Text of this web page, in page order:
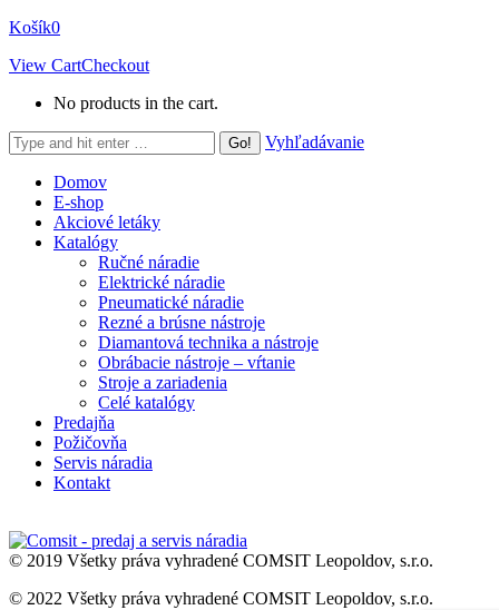
Košík0
View CartCheckout
No products in the cart.
Search:
Vyhľadávanie
Domov
E-shop
Akciové letáky
Katalógy
Ručné náradie
Elektrické náradie
Pneumatické náradie
Rezné a brúsne nástroje
Diamantová technika a nástroje
Obrábacie nástroje – vŕtanie
Stroje a zariadenia
Celé katalógy
Predajňa
Požičovňa
Servis náradia
Kontakt
© 2019 Všetky práva vyhradené COMSIT Leopoldov, s.r.o.
© 2022 Všetky práva vyhradené COMSIT Leopoldov, s.r.o.